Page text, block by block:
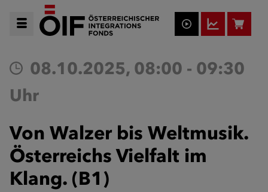
08.10.2025, 08:00 - 09:30
Uhr
Von Walzer bis Weltmusik.
Österreichs Vielfalt im
Klang. (B1)